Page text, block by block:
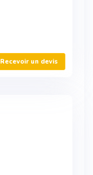
Recevoir un devis